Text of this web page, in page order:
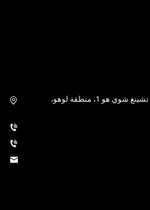
الطابق 10 ج، مبنى بو شينغ، طريق تشينغ شوي هو 1، منطقة لوهو،